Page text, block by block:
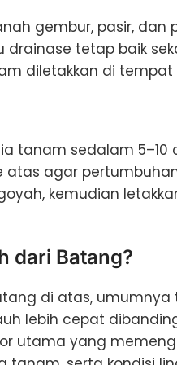
gembur, pasir, dan
drainase tetap baik
diletakkan di
tanam sedalam 5–10
agar
kemudian
dari Batang?
di atas,
lebih cepat
utama yang